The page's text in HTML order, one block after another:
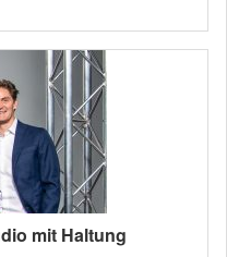
mit Haltung